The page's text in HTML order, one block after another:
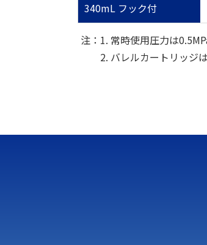
340mL フック付
注：1. 常時使用圧力は
2. バレルカートリッジは